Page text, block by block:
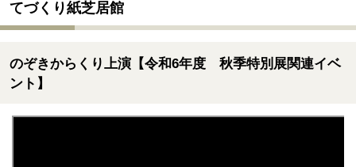
てづくり紙芝居館
のぞきからくり上演【令和6年度 秋季特別展関連イベ
ント】